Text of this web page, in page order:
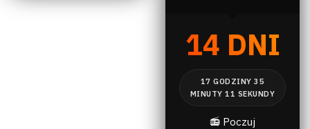
14 DNI
📻 Poczuj